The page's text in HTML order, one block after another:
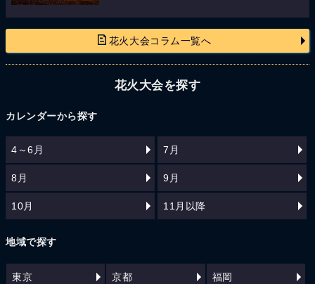
花火大会コラム一覧へ
花火大会を探す
カレンダーから探す
4～6月 7月
8月 9月
10月 11月以降
地域で探す
東京 京都 福岡